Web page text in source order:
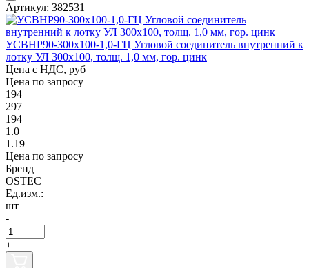
Артикул: 382531
УСВНР90-300х100-1,0-ГЦ Угловой соединитель внутренний к
лотку УЛ 300х100, толщ. 1,0 мм, гор. цинк
Цена с НДС, руб
Цена по запросу
194
297
194
1.0
1.19
Цена по запросу
Бренд
OSTEC
Ед.изм.:
шт
-
+